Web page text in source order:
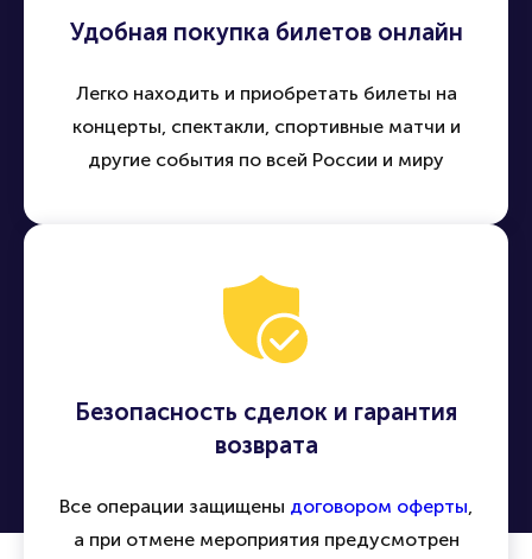
Удобная покупка билетов онлайн
Легко находить и приобретать билеты на
концерты, спектакли, спортивные матчи и
другие события по всей России и миру
Безопасность сделок и гарантия
возврата
Все операции защищены договором оферты,
а при отмене мероприятия предусмотрен